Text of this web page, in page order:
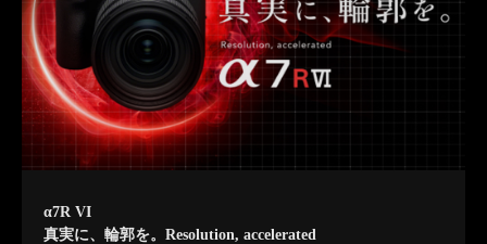
α7R VI
真実に、輪郭を。Resolution, accelerated